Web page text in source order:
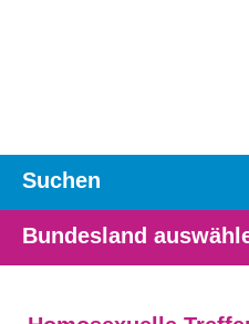
Suchen
Bundesland